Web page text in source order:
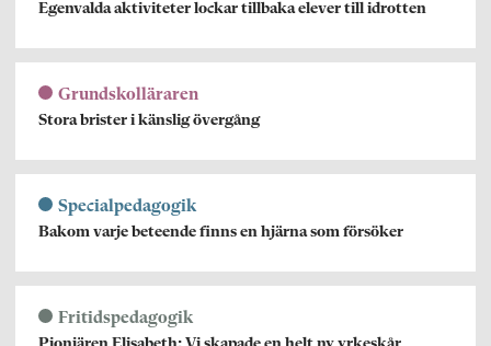
Egenvalda aktiviteter lockar tillbaka elever till idrotten
Grundskolläraren
Stora brister i känslig övergång
Specialpedagogik
Bakom varje beteende finns en hjärna som försöker
Fritidspedagogik